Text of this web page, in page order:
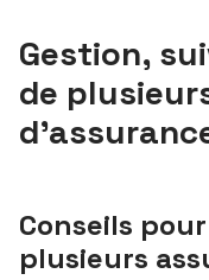
Gestion,
de
Conseils
plusieurs